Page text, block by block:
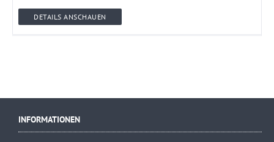
DETAILS ANSCHAUEN
INFORMATIONEN